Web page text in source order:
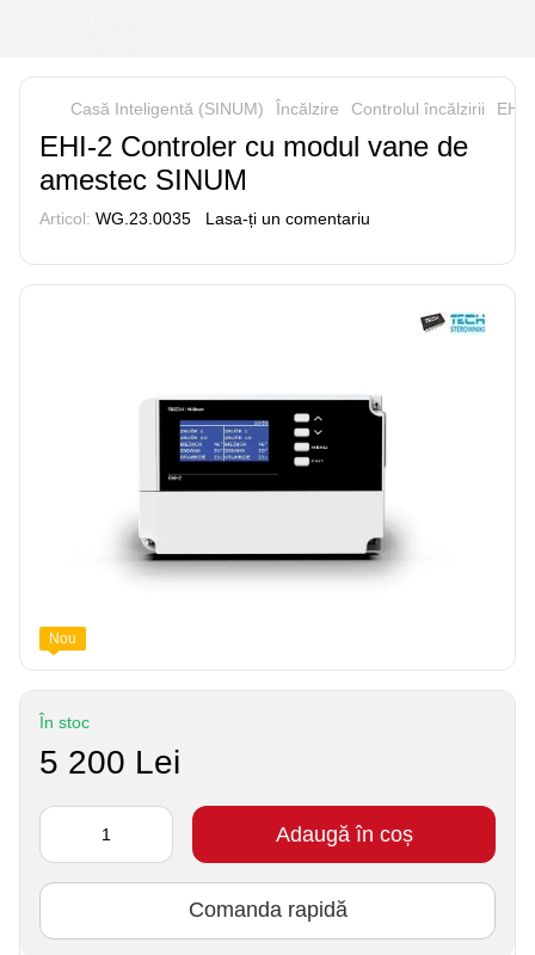
Casă Inteligentă (SINUM) Încălzire Controlul încălzirii
EHI-2 Controler cu modul vane de
amestec SINUM
Articol: WG.23.0035 Lasa-ți un comentariu
Nou
În stoc
5 200 Lei
Adaugă în coș
Comanda rapidă